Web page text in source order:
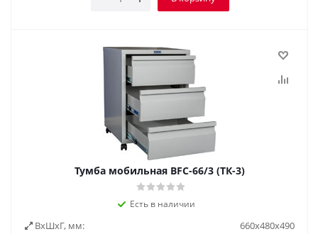
Тумба мобильная BFC-66/3 (ТК-3)
Есть в наличии
ВxШxГ, мм:
660х480х490